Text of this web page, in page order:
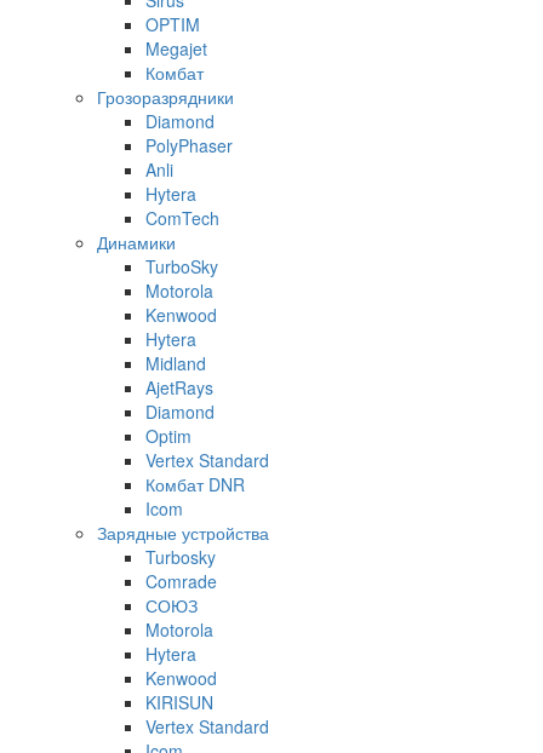
OPTIM
Megajet
Комбат
Грозоразрядники
Diamond
PolyPhaser
Anli
Hytera
ComTech
Динамики
TurboSky
Motorola
Kenwood
Hytera
Midland
AjetRays
Diamond
Optim
Vertex Standard
Комбат DNR
Icom
Зарядные устройства
Turbosky
Comrade
СОЮЗ
Motorola
Hytera
Kenwood
KIRISUN
Vertex Standard